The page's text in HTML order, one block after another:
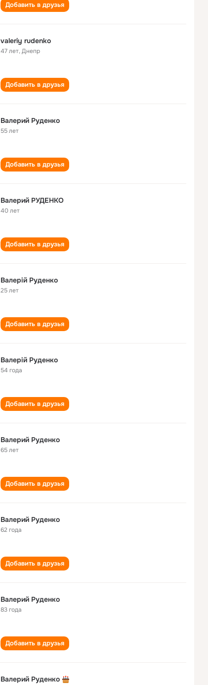
Добавить в друзья
valeriy rudenko
47 лет,Днепр
Добавить в друзья
Валерий Руденко
55 лет
Добавить в друзья
Валерий РУДЕНКО
40 лет
Добавить в друзья
Валерій Руденко
25 лет
Добавить в друзья
Валерій Руденко
54 года
Добавить в друзья
Валерий Руденко
65 лет
Добавить в друзья
Валерий Руденко
62 года
Добавить в друзья
Валерий Руденко
83 года
Добавить в друзья
Валерий Руденко